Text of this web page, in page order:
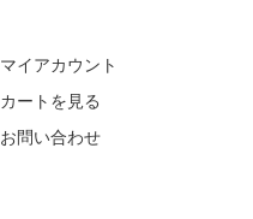
マイアカウント
カートを見る
お問い合わせ